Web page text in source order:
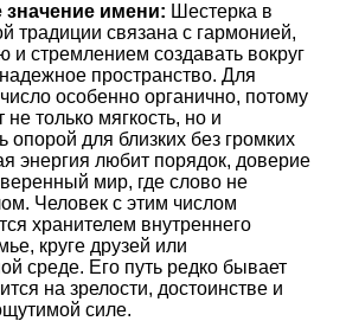
имени: Шестерка в
традиции связана с гармонией,
и стремлением создавать вокруг
пространство. Для
особенно органично, потому
не только мягкость, но и
опорой для близких без громких
энергия любит порядок, доверие
мир, где слово не
Человек с этим числом
хранителем внутреннего
круге друзей или
среде. Его путь редко бывает
на зрелости, достоинстве и
силе.